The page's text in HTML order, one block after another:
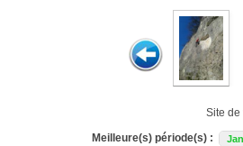
Site de
Meilleure(s) période(s) :